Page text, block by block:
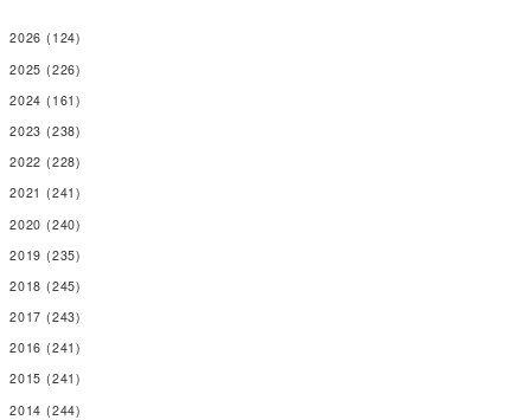
2026 (124)
2025 (226)
2024 (161)
2023 (238)
2022 (228)
2021 (241)
2020 (240)
2019 (235)
2018 (245)
2017 (243)
2016 (241)
2015 (241)
2014 (244)